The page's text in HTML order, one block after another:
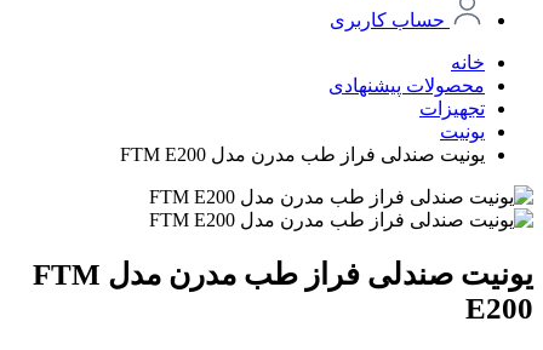
حساب کاربری
خانه
محصولات پیشنهادی
تجهیزات
یونیت
یونیت صندلی فراز طب مدرن مدل FTM E200
یونیت صندلی فراز طب مدرن مدل FTM
E200